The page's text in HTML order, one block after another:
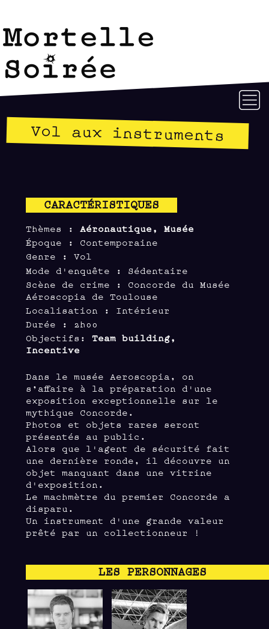
Vol aux instruments
CARACTÉRISTIQUES
Thèmes :Aéronautique, Musée
Époque : Contemporaine
Genre : Vol
Mode d'enquête : Sédentaire
Scène de crime : Concorde du Musée
Aéroscopia de Toulouse
Localisation : Intérieur
Durée : 2h00
Objectifs:Team building,
Incentive
Dans le musée Aeroscopia, on
s’affaire à la préparation d'une
exposition exceptionnelle sur le
mythique Concorde.
Photos et objets rares seront
présentés au public.
Alors que l'agent de sécurité fait
une dernière ronde, il découvre un
objet manquant dans une vitrine
d'exposition.
Le machmètre du premier Concorde a
disparu.
Un instrument d'une grande valeur
prêté par un collectionneur !
LES PERSONNAGES